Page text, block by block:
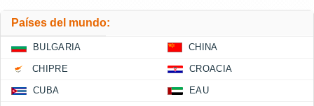
Países del mundo:
BULGARIA CHINA
CHIPRE CROACIA
CUBA EAU